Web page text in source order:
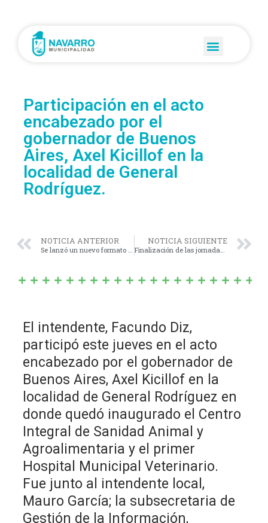
Participación en el acto
encabezado por el
gobernador de Buenos
Aires, Axel Kicillof en la
localidad de General
Rodríguez.
NOTICIA ANTERIOR
Se lanzó un nuevo formato de salud preventiva: Los Caps Tesa.
NOTICIA SIGUIENTE
Finalización de las jornadas de Derechos Sexuales y Reproductivos.
El intendente, Facundo Diz,
participó este jueves en el acto
encabezado por el gobernador de
Buenos Aires, Axel Kicillof en la
localidad de General Rodríguez en
donde quedó inaugurado el Centro
Integral de Sanidad Animal y
Agroalimentaria y el primer
Hospital Municipal Veterinario.
Fue junto al intendente local,
Mauro García; la subsecretaria de
Gestión de la Información,